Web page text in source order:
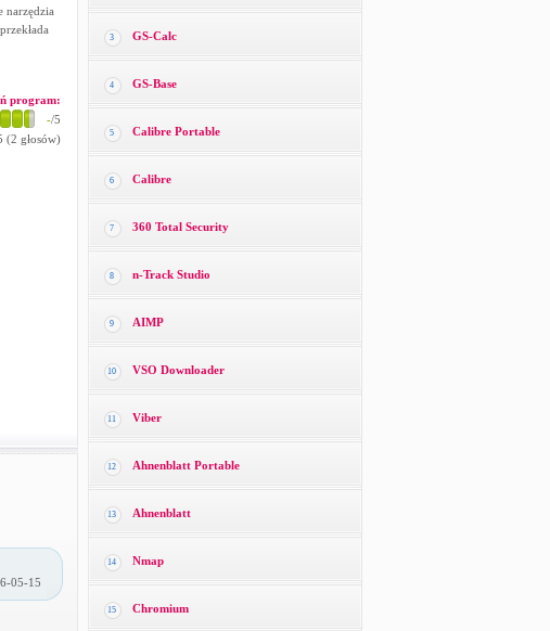
narzędzia
program:
-/5
(2 głosów)
05-15
3 GS-Calc
4 GS-Base
5 Calibre Portable
6 Calibre
7 360 Total Security
8 n-Track Studio
9 AIMP
10 VSO Downloader
11 Viber
12 Ahnenblatt Portable
13 Ahnenblatt
14 Nmap
15 Chromium